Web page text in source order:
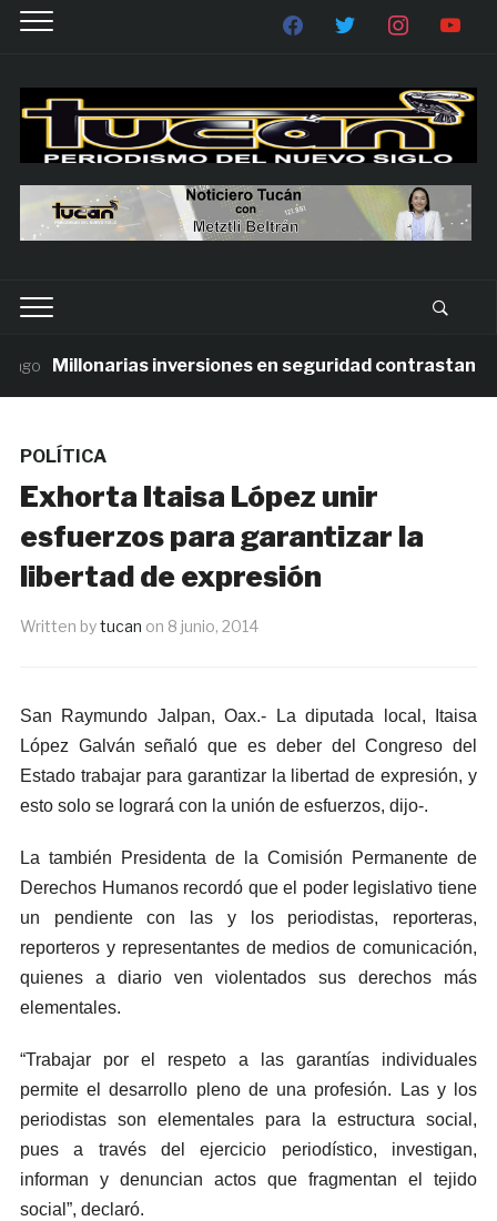
Millonarias inversiones en seguridad contrastan con
POLÍTICA
Exhorta Itaisa López unir
esfuerzos para garantizar la
libertad de expresión
Written bytucan on 8 junio, 2014
San Raymundo Jalpan, Oax.- La diputada local, Itaisa
López Galván señaló que es deber del Congreso del
Estado trabajar para garantizar la libertad de expresión, y
esto solo se logrará con la unión de esfuerzos, dijo-.
La también Presidenta de la Comisión Permanente de
Derechos Humanos recordó que el poder legislativo tiene
un pendiente con las y los periodistas, reporteras,
reporteros y representantes de medios de comunicación,
quienes a diario ven violentados sus derechos más
elementales.
“Trabajar por el respeto a las garantías individuales
permite el desarrollo pleno de una profesión. Las y los
periodistas son elementales para la estructura social,
pues a través del ejercicio periodístico, investigan,
informan y denuncian actos que fragmentan el tejido
social”, declaró.